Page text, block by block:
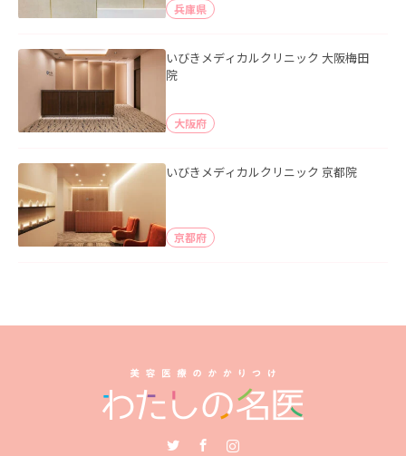
兵庫県
いびきメディカルクリニック 大阪梅田
院
大阪府
いびきメディカルクリニック 京都院
京都府